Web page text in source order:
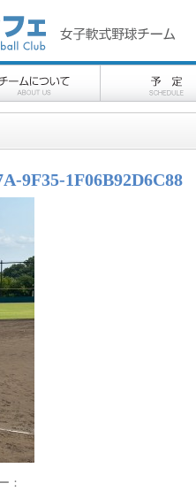
9F35-1F06B92D6C88
：